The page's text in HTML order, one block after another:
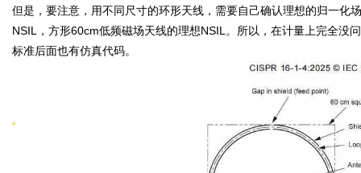
但是，要注意，用不同尺寸的环形天线，需要自己确认理想的归一
NSIL，方形60cm低频磁场天线的理想NSIL。所以，在计量上完全没
标准后面也有仿真代码。